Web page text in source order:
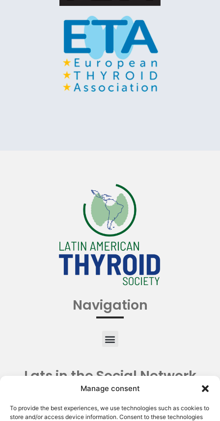
Manage consent
To provide the best experiences, we use technologies such as cookies to
store and/or access device information. Consent to these technologies
Navigation
Lats in the Social Network